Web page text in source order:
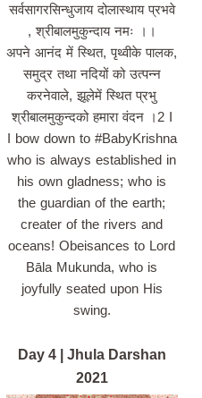
सर्वसागरसिन्धुजाय दोलास्थाय प्रभवे
, श्रीबालमुकुन्दाय नमः ।।
अपने आनंद में स्थित, पृथ्वीके पालक,
समुद्र तथा नदियों को उत्पन्न
करनेवाले, झूलेमें स्थित प्रभु
श्रीबालमुकुन्दको हमारा वंदन ।2 I
I bow down to #BabyKrishna
who is always established in
his own gladness; who is
the guardian of the earth;
creater of the rivers and
oceans! Obeisances to Lord
Bāla Mukunda, who is
joyfully seated upon His
swing.
Day 4 | Jhula Darshan
2021